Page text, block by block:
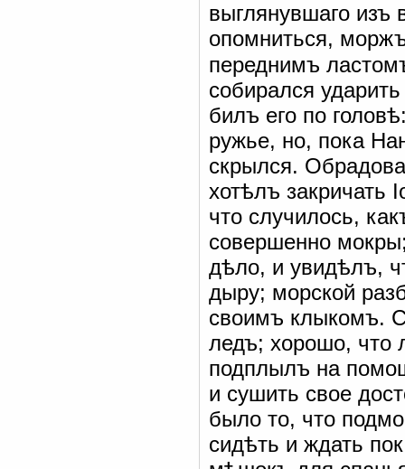
выглянувшаго
опомниться,
переднимъ
собирался
билъ его по
ружье, но, пока
скрылся.
хотѣлъ закричать
что случилось,
совершенно
дѣло, и увидѣлъ,
дыру; морской
своимъ клыкомъ.
ледъ; хорошо, что
подплылъ на
и сушить свое
было то, что
сидѣть и ждать